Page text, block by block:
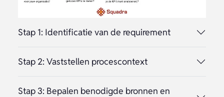
Stap 1: Identificatie van de requirement
Stap 2: Vaststellen procescontext
Stap 3: Bepalen benodigde bronnen en